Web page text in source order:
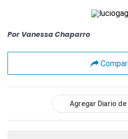
Por Vanessa Chaparro
Agregar Diario de